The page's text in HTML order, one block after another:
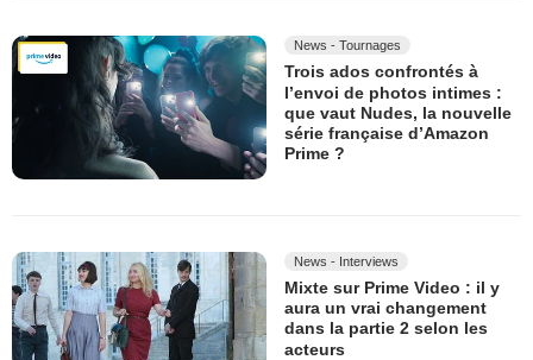
News - Tournages
Trois ados confrontés à
l’envoi de photos intimes :
que vaut Nudes, la nouvelle
série française d’Amazon
Prime ?
News - Interviews
Mixte sur Prime Video : il y
aura un vrai changement
dans la partie 2 selon les
acteurs